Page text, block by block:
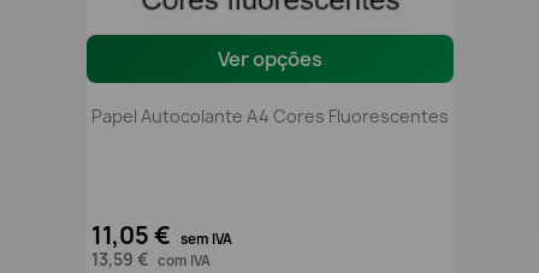
Ver opções
Papel Autocolante A4 Cores Fluorescentes
11,05 € sem IVA
13,59 € com IVA